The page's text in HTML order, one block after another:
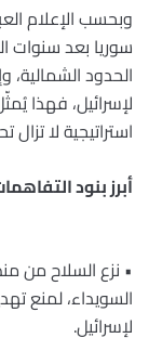
وبحسب الإعلام
سوريا بعد سنوات
الحدود الشمالية،
لإسرائيل، فهذا
استراتيجية لا
أبرز بنود
‏•‏ نزع السلاح من
‏السويداء، لمنع
لإسرائيل.‏